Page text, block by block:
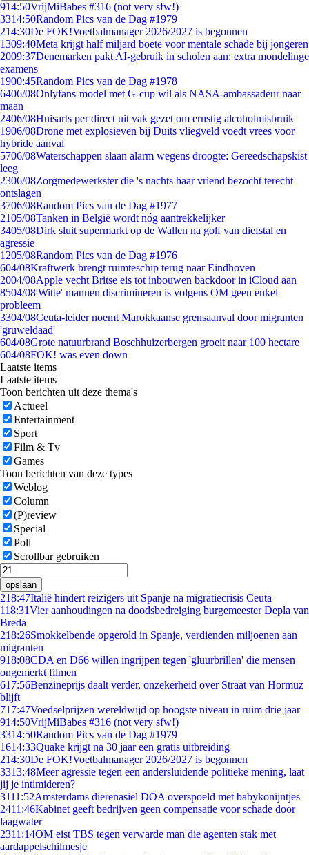
914:50VrijMiBabes #316 (not very sfw!)
3314:50Random Pics van de Dag #1979
214:30De FOK!Voetbalmanager 2026/2027 is begonnen
1309:40Meta krijgt half miljard boete voor mentale schade bij jongeren
2009:37Denemarken pakt AI-gebruik in scholen aan: extra mondelinge
examens
1900:45Random Pics van de Dag #1978
6406/08Onlyfans-model met G-cup wil als NASA-ambassadeur naar
maan
2406/08Huisarts per direct uit vak gezet om ernstig alcoholmisbruik
1906/08Drone met explosieven bij Duits vliegveld voedt vrees voor
hybride aanval
5706/08Waterschappen slaan alarm wegens droogte: Gereedschapskist
leeg
2306/08Zorgmedewerkster die 's nachts haar vriend bezocht terecht
ontslagen
3706/08Random Pics van de Dag #1977
2105/08Tanken in België wordt nóg aantrekkelijker
3405/08Dirk sluit supermarkt op de Wallen na golf van diefstal en
agressie
1205/08Random Pics van de Dag #1976
604/08Kraftwerk brengt ruimteschip terug naar Eindhoven
2004/08Apple vecht Britse eis tot inbouwen backdoor in iCloud aan
8504/08'Witte' mannen discrimineren is volgens OM geen enkel
probleem
3304/08Ceuta-leider noemt Marokkaanse grensaanval door migranten
'gruweldaad'
604/08Grote natuurbrand Boschhuizerbergen groeit naar 100 hectare
604/08FOK! was even down
Laatste items
Laatste items
Toon berichten uit deze thema's
Actueel
Entertainment
Sport
Film & Tv
Games
Toon berichten van deze types
Weblog
Column
(P)review
Special
Poll
Scrollbar gebruiken
opslaan
218:47Italië hindert reizigers uit Spanje na migratiecrisis Ceuta
118:31Vier aanhoudingen na doodsbedreiging burgemeester Depla van
Breda
218:26Smokkelbende opgerold in Spanje, verdienden miljoenen aan
migranten
918:08CDA en D66 willen ingrijpen tegen 'gluurbrillen' die mensen
ongemerkt filmen
617:56Benzineprijs daalt verder, onzekerheid over Straat van Hormuz
blijft
717:47Voedselprijzen wereldwijd op hoogste niveau in ruim drie jaar
914:50VrijMiBabes #316 (not very sfw!)
3314:50Random Pics van de Dag #1979
1614:33Quake krijgt na 30 jaar een gratis uitbreiding
214:30De FOK!Voetbalmanager 2026/2027 is begonnen
3313:48Meer agressie tegen een andersluidende politieke mening, laat
jij je intimideren?
3111:52Amsterdams dierenasiel DOA overspoeld met babykonijntjes
2411:46Kabinet geeft bedrijven geen compensatie voor schade door
laagwater
2311:14OM eist TBS tegen verwarde man die agenten stak met
aardappelschilmesje